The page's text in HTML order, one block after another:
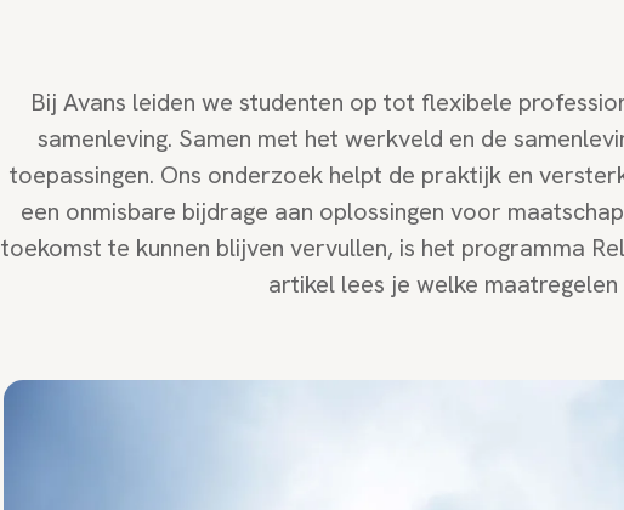
Bij Avans leiden we studenten op tot flexibele
samenleving. Samen met het werkveld en de
toepassingen. Ons onderzoek helpt de praktijk en
een onmisbare bijdrage aan oplossingen voor
toekomst te kunnen blijven vervullen, is het programma
artikel lees je welke maatregelen